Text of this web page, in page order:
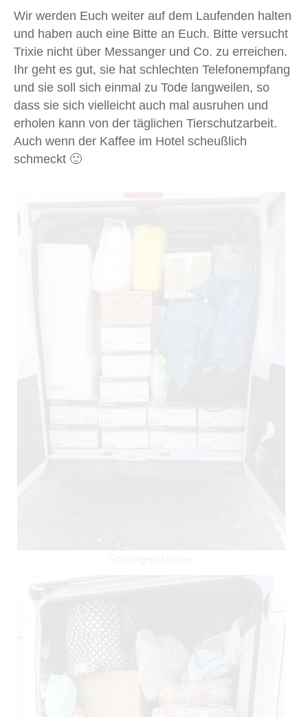
Wir werden Euch weiter auf dem Laufenden halten
und haben auch eine Bitte an Euch. Bitte versucht
Trixie nicht über Messanger und Co. zu erreichen.
Ihr geht es gut, sie hat schlechten Telefonempfang
und sie soll sich einmal zu Tode langweilen, so
dass sie sich vielleicht auch mal ausruhen und
erholen kann von der täglichen Tierschutzarbeit.
Auch wenn der Kaffee im Hotel scheußlich
schmeckt 🙂